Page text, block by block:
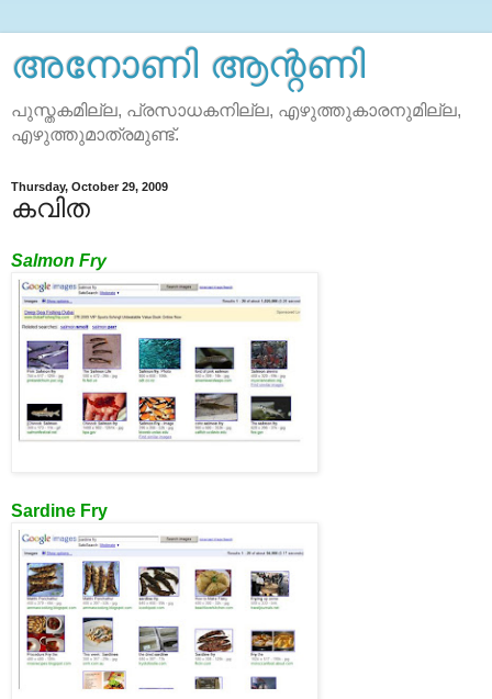
അനോണി ആന്റണി
പുസ്തകമില്ല, പ്രസാധകനില്ല, എഴുത്തുകാരനുമില്ല,
എഴുത്തുമാത്രമുണ്ട്.
Thursday, October 29, 2009
കവിത
Salmon Fry
Sardine Fry